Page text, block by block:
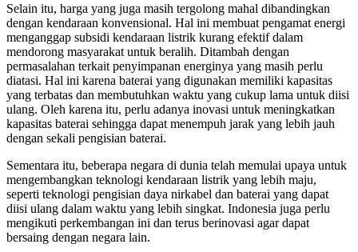
Selain itu, harga yang juga masih tergolong mahal dibandingkan
dengan kendaraan konvensional. Hal ini membuat pengamat energi
menganggap subsidi kendaraan listrik kurang efektif dalam
mendorong masyarakat untuk beralih. Ditambah dengan
permasalahan terkait penyimpanan energinya yang masih perlu
diatasi. Hal ini karena baterai yang digunakan memiliki kapasitas
yang terbatas dan membutuhkan waktu yang cukup lama untuk diisi
ulang. Oleh karena itu, perlu adanya inovasi untuk meningkatkan
kapasitas baterai sehingga dapat menempuh jarak yang lebih jauh
dengan sekali pengisian baterai.
Sementara itu, beberapa negara di dunia telah memulai upaya untuk
mengembangkan teknologi kendaraan listrik yang lebih maju,
seperti teknologi pengisian daya nirkabel dan baterai yang dapat
diisi ulang dalam waktu yang lebih singkat. Indonesia juga perlu
mengikuti perkembangan ini dan terus berinovasi agar dapat
bersaing dengan negara lain.